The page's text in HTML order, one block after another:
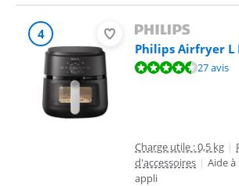
4
Philips Airfryer L
La note est de 8,9 sur 10, basée sur 27 avis.27 avis
Charge utile : 0,5 kg |
d'accessoires | Aide à
appli